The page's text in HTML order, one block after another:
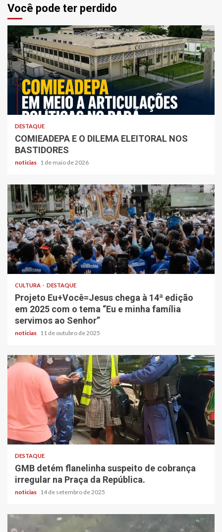
Você pode ter perdido
DESTAQUE
COMIEADEPA E O DILEMA ELEITORAL NOS
BASTIDORES
noticias 1 de maio de 2026
CULTURA DESTAQUE
Projeto Eu+Você=Jesus chega à 14ª edição
em 2025 com o tema “Eu e minha família
servimos ao Senhor”
noticias 11 de outubro de 2025
DESTAQUE
GMB detém flanelinha suspeito de cobrança
irregular na Praça da República.
noticias 14 de setembro de 2025